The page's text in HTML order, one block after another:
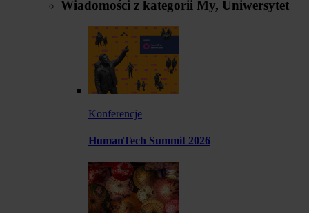
Wiadomości z kategorii My, Uniwersytet
Konferencje
HumanTech Summit 2026